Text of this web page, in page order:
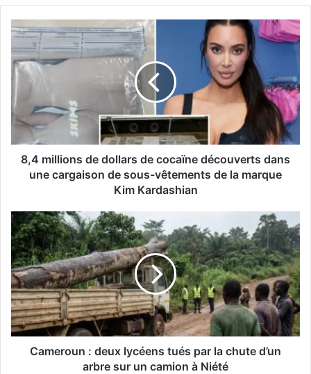
8,4 millions de dollars de cocaïne découverts dans
une cargaison de sous-vêtements de la marque
Kim Kardashian
Cameroun : deux lycéens tués par la chute d’un
arbre sur un camion à Niété